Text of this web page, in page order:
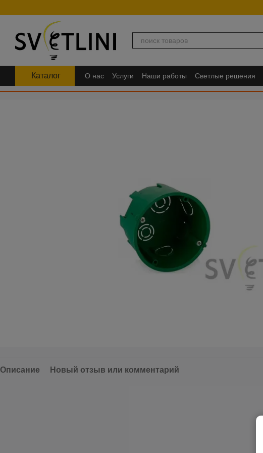
Каталог О нас Услуги Наши работы Светлые решения
FAQ
Описание Новый отзыв или комментарий